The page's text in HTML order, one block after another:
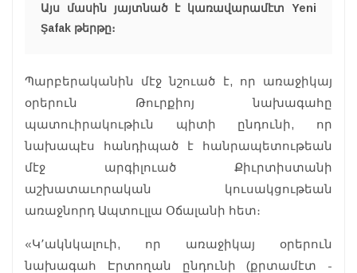
Այս մասին յայտնած է կառավարամէտ Yeni
Şafak թերթը։
Պարբերականին մէջ նշուած է, որ առաջիկայ
օրերուն Թուրքիոյ նախագահը
պատուիրակութիւն պիտի ընդունի, որ
նախապէս հանդիպած է հանրապետութեան
մէջ արգիլուած Քիւրտիստանի
աշխատաւորական կուսակցութեան
առաջնորդ Ապտուլլա Օճալանի հետ։
«Կ՚ակնկալուի, որ առաջիկայ օրերուն
նախագահ Էրտողան ընդունի (քրտամէտ -